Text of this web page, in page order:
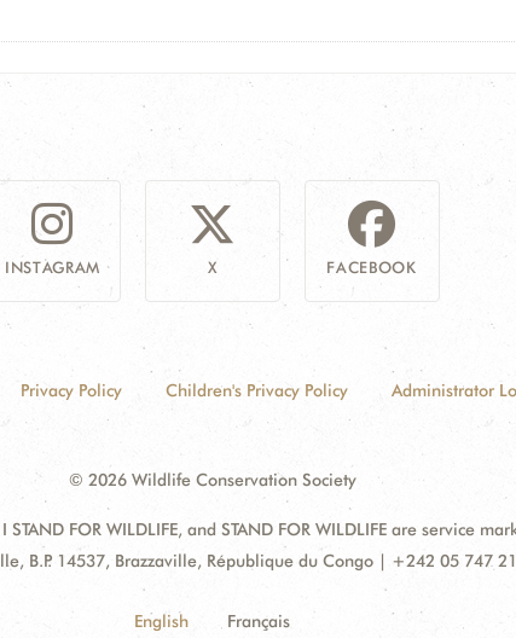
INSTAGRAM X FACEBOOK
Privacy Policy Children's Privacy Policy Administrator
© 2026 Wildlife Conservation Society
STAND FOR WILDLIFE, and STAND FOR WILDLIFE are service
B.P. 14537, Brazzaville, République du Congo | +242 05 747
English Français